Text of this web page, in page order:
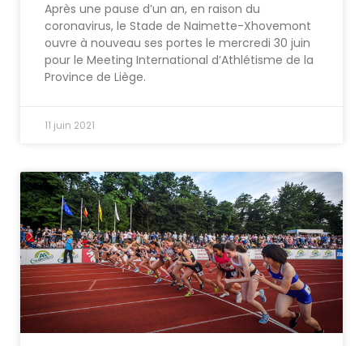
Après une pause d’un an, en raison du
coronavirus, le Stade de Naimette-Xhovemont
ouvre à nouveau ses portes le mercredi 30 juin
pour le Meeting International d’Athlétisme de la
Province de Liège.
11 juin 2021